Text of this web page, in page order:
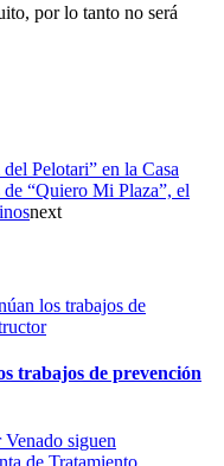
por lo tanto no será
Pelotari” en la Casa
de “Quiero Mi Plaza”, el
next
trabajos de prevención